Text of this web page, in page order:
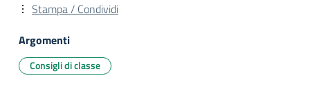
Stampa / Condividi
Argomenti
Consigli di classe